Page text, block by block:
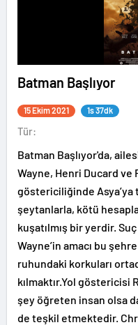
Batman Başlıyor
15 Ekim 2021 1s 37dk
Tür:
Batman Başlıyor'da,
Wayne, Henri Ducard ve
göstericiliğinde Asya’ya
şeytanlarla, kötü
kuşatılmış bir yerdir.
Wayne’in amacı bu
ruhundaki korkuları
kılmaktır.Yol göstericisi
şey öğreten insan olsa
de teşkil etmektedir.